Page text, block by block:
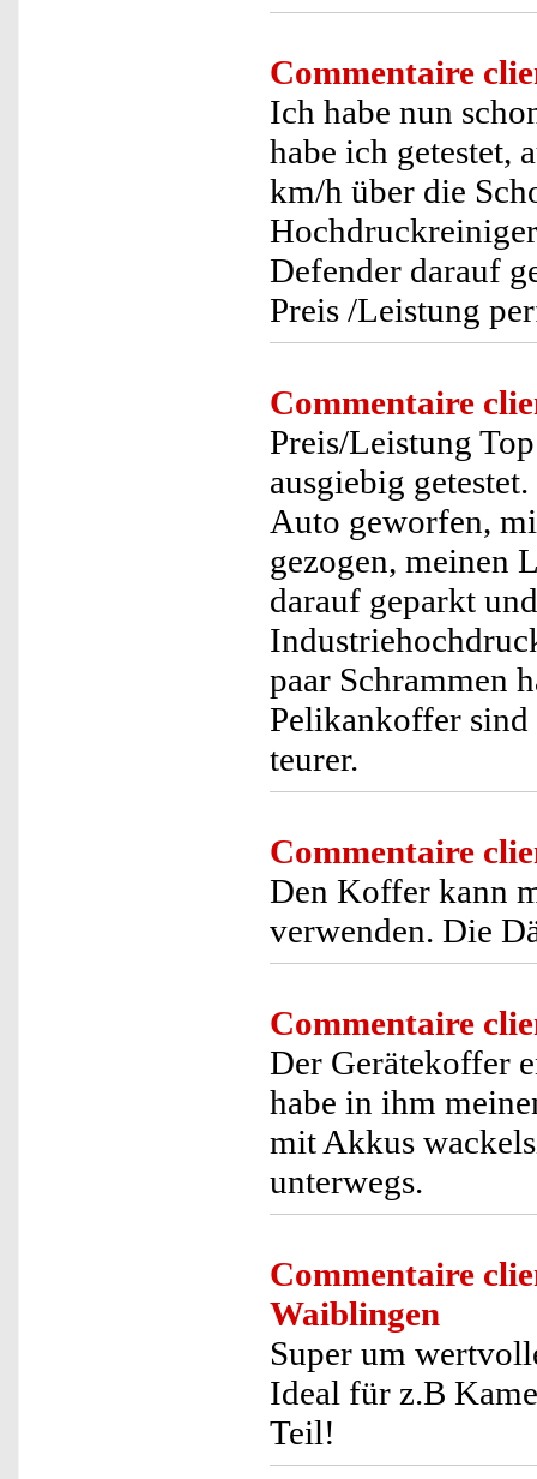
Commentaire
Ich habe nun
habe ich getestet,
km/h über die
Defender darauf
Preis /Leistung
Commentaire
Preis/Leistung
ausgiebig
Auto geworfen,
gezogen, meinen
darauf geparkt
paar Schrammen
Pelikankoffer sind
teurer.
Commentaire
Den Koffer kann
verwenden. Die
Commentaire
Der Gerätekoffer
habe in ihm
mit Akkus
unterwegs.
Commentaire
Waiblingen
Super um
Ideal für z.B
Teil!